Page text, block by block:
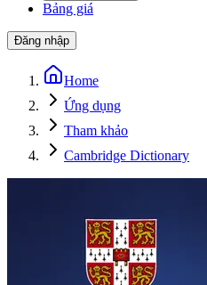
Bảng giá
Đăng nhập
Home
Ứng dụng
Tham khảo
Cambridge Dictionary